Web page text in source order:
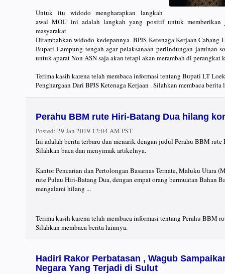
Untuk itu widodo mengharapkan langkah
awal MOU ini adalah langkah yang positif untuk memberikan
masyarakat
Ditambahkan widodo kedepannya BPJS Ketenaga Kerjaan Cabang
Bupati Lampung tengah agar pelaksanaan perlindungan jaminan
untuk aparat Non ASN saja akan tetapi akan merambah di perangkat
Terima kasih karena telah membaca informasi tentang Bupati LT
Penghargaan Dari BPJS Ketenaga Kerjaan . Silahkan membaca berita
Perahu BBM rute Hiri-Batang Dua hilang
Posted: 29 Jan 2019 12:04 AM PST
Ini adalah berita terbaru dan menarik dengan judul Perahu BBM
Silahkan baca dan menyimak artikelnya.
Kantor Pencarian dan Pertolongan Basarnas Ternate, Maluku Utara
rute Pulau Hiri-Batang Dua, dengan empat orang bermuatan Bahan
mengalami hilang ...
Terima kasih karena telah membaca informasi tentang Perahu BBM
Silahkan membaca berita lainnya.
Hadiri Rakor Perbatasan , Wagub
Negara Yang Terjadi di Sulut